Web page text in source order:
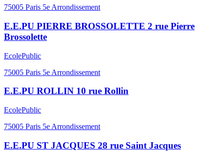
75005 Paris 5e Arrondissement
E.E.PU PIERRE BROSSOLETTE 2 rue Pierre
Brossolette
EcolePublic
75005 Paris 5e Arrondissement
E.E.PU ROLLIN 10 rue Rollin
EcolePublic
75005 Paris 5e Arrondissement
E.E.PU ST JACQUES 28 rue Saint Jacques